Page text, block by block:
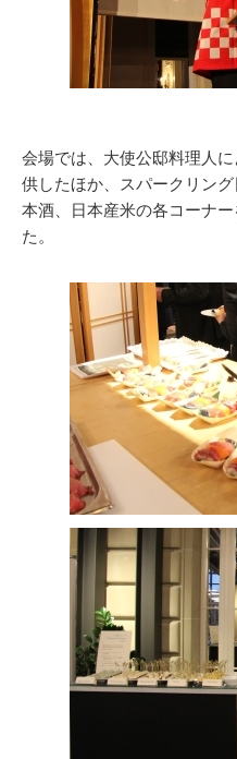
会場では、大使公邸料理人
供したほか、スパークリン
本酒、日本産米の各コーナ
た。